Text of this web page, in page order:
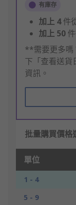
有庫存
加上 4件
加上 50
**需要更多嗎
下「查看送貨
資訊。
批量購買價格
單位
1 - 4
5 - 9